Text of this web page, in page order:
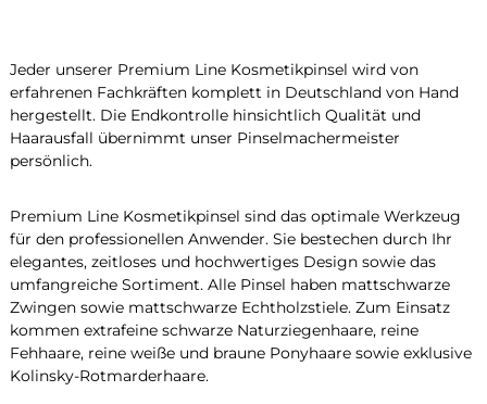
Jeder unserer Premium Line Kosmetikpinsel wird von
erfahrenen Fachkräften komplett in Deutschland von Hand
hergestellt. Die Endkontrolle hinsichtlich Qualität und
Haarausfall übernimmt unser Pinselmachermeister
persönlich.
Premium Line Kosmetikpinsel sind das optimale Werkzeug
für den professionellen Anwender. Sie bestechen durch Ihr
elegantes, zeitloses und hochwertiges Design sowie das
umfangreiche Sortiment. Alle Pinsel haben mattschwarze
Zwingen sowie mattschwarze Echtholzstiele. Zum Einsatz
kommen extrafeine schwarze Naturziegenhaare, reine
Fehhaare, reine weiße und braune Ponyhaare sowie exklusive
Kolinsky-Rotmarderhaare.